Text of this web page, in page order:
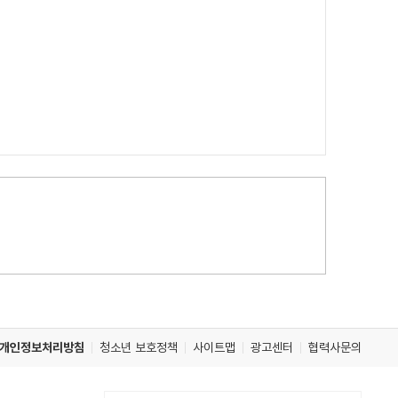
개인정보처리방침 청소년 보호정책 사이트맵 광고센터 협력사문의